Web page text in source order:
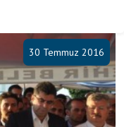
30 Temmuz 2016